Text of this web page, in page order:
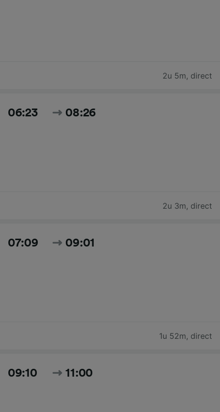
2u 5m, direct
06:23 08:26
2u 3m, direct
07:09 09:01
1u 52m, direct
09:10 11:00